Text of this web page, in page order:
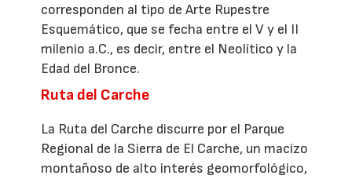
corresponden al tipo de Arte Rupestre
Esquemático, que se fecha entre el V y el II
milenio a.C., es decir, entre el Neolítico y la
Edad del Bronce.
Ruta del Carche
La Ruta del Carche discurre por el Parque
Regional de la Sierra de El Carche, un macizo
montañoso de alto interés geomorfológico,